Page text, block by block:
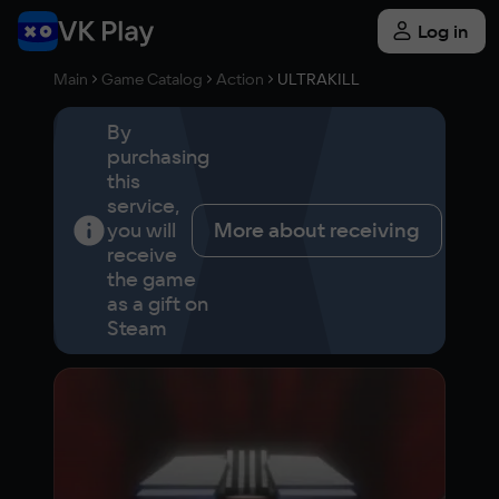
Log in
Main Game Catalog Action ULTRAKILL
By
purchasing
this
service,
you will
receive
the game
as a gift on
Steam
More about receiving